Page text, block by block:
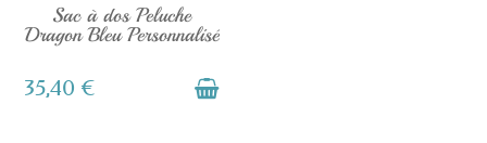
DERNIERS ARTICLES EN STOCK
Sac à dos Peluche
Dragon Bleu Personnalisé
35,40 €